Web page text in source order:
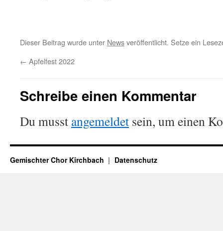
Dieser Beitrag wurde unter Newsveröffentlicht. Setze ein
← Apfelfest 2022
Schreibe einen Kommentar
Du musst angemeldet sein, um einen
Gemischter Chor Kirchbach Datenschutz